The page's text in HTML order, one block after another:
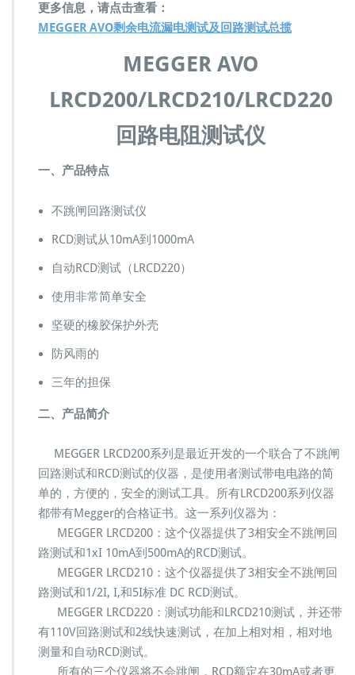
2
0
L
C
D
2
1
2
0
e
r
A
V
O
更多信息，请点击查看：
MEGGER AVO剩余电流漏电测试及回路测试总揽
MEGGER AVO
LRCD200/LRCD210/LRCD220
回路电阻测试仪
一、产品特点
不跳闸回路测试仪
RCD测试从10mA到1000mA
自动RCD测试（LRCD220）
使用非常简单安全
坚硬的橡胶保护外壳
防风雨的
三年的担保
二、产品简介
MEGGER LRCD200系列是最近开发的一个联合了不跳闸
回路测试和RCD测试的仪器，是使用者测试带电电路的简
单的，方便的，安全的测试工具。所有LRCD200系列仪器
都带有Megger的合格证书。这一系列仪器为：
MEGGER LRCD200：这个仪器提供了3相安全不跳闸回
路测试和1xI 10mA到500mA的RCD测试。
MEGGER LRCD210：这个仪器提供了3相安全不跳闸回
路测试和1/2I, I,和5I标准 DC RCD测试。
MEGGER LRCD220：测试功能和LRCD210测试，并还带
有110V回路测试和2线快速测试，在加上相对相，相对地
测量和自动RCD测试。
所有的三个仪器将不会跳闸，RCD额定在30mA或者更